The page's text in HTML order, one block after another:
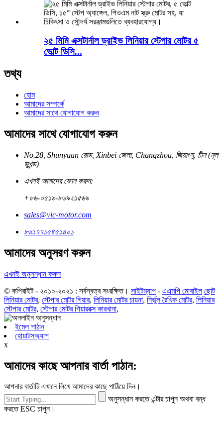
২৫ মিমি এক্সটার্নাল ড্রাইভ লিনিয়ার স্টেপার মোটর ৫
ভোল্ট ডিসি...
তথ্য
হোম
আমাদের সম্পর্কে
আমাদের সাথে যোগাযোগ করুন
আমাদের সাথে যোগাযোগ করুন
No.28, Shunyuan রোড, Xinbei জেলা, Changzhou, জিয়াংসু, চীন (মূল
ভূখন্ড)
এখনই আমাদের ফোন করুন:
+৮৬-০৫১৯-৮৬৯২১৫৬৯
sales@vic-motor.com
৮৬১৭৭১৫৪৫১৪০১
আমাদের অনুসরণ করুন
এখনই অনুসন্ধান করুন
© কপিরাইট - ২০১০-২০২১ : সর্বস্বত্ব সংরক্ষিত। সাইটম্যাপ - এএমপি মোবাইল ছোট
লিনিয়ার মোটর, স্টেপার মোটর গিয়ার, লিনিয়ার মোটর চায়না, নির্ভুল রৈখিক মোটর, লিনিয়ার
স্টেপার মোটর, স্টেপার মোটর গিয়ারবক্স কারখানা,
ইমেল পাঠান
হোয়াটসঅ্যাপ
x
আমাদের কাছে আপনার বার্তা পাঠান:
আপনার বার্তাটি এখানে লিখে আমাদের কাছে পাঠিয়ে দিন।
অনুসন্ধান করতে এন্টার চাপুন অথবা বন্ধ
করতে ESC চাপুন।